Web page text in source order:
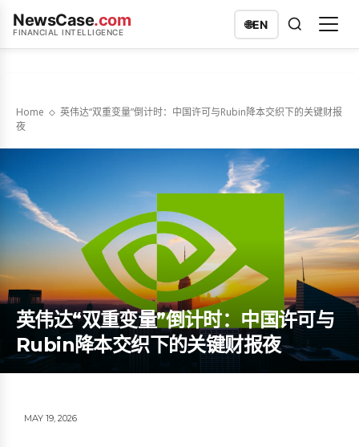
NewsCase.com
FINANCIAL INTELLIGENCE
🌐EN
Home
英伟达“双重变量”倒计时：中国许可与Rubin降本交织下的关键财报
夜
英伟达“双重变量”倒计时：中国许可与
Rubin降本交织下的关键财报夜
MAY 19, 2026